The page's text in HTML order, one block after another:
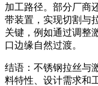
加工路径。部分厂商
带装置，实现切割与
关键，例如通过调整
口边缘自然过渡。
结语：不锈钢拉丝与
料特性、设计需求和